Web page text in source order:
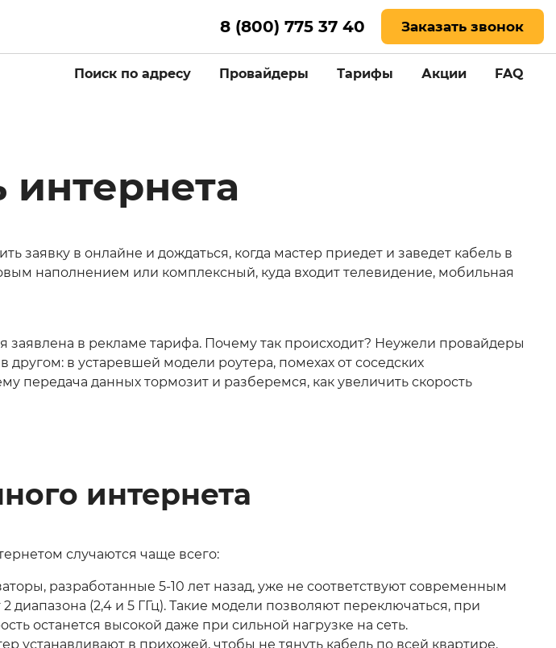
8 (800) 775 37 40 Заказать звонок
Поиск по адресу Провайдеры Тарифы Акции FAQ
интернета
в онлайне и дождаться, когда мастер приедет и заведет кабель в
наполнением или комплексный, куда входит телевидение, мобильная
заявлена в рекламе тарифа. Почему так происходит? Неужели провайдеры
в устаревшей модели роутера, помехах от соседских
передача данных тормозит и разберемся, как увеличить скорость
интернета
случаются чаще всего:
разработанные 5-10 лет назад, уже не соответствуют современным
(2,4 и 5 ГГц). Такие модели позволяют переключаться, при
останется высокой даже при сильной нагрузке на сеть.
устанавливают в прихожей, чтобы не тянуть кабель по всей квартире.